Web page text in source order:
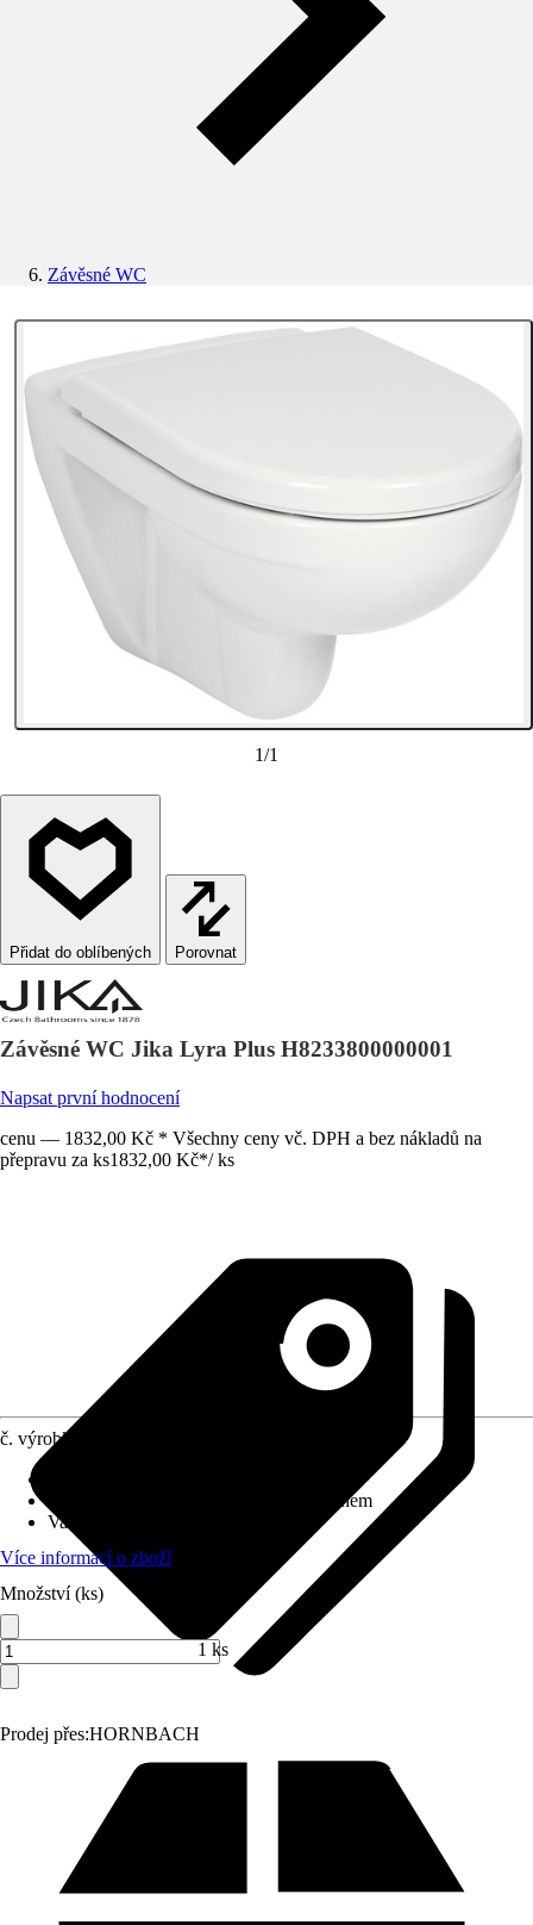
Závěsné WC
1/1
Porovnat
Závěsné WC Jika Lyra Plus H8233800000001
Napsat první hodnocení
cenu — 1832,00 Kč * Všechny ceny vč. DPH a bez nákladů na
přepravu za ks1832,00 Kč*/ ks
Prodej přes:HORNBACH
č. výrobku
se splachovacím kruhem
Varianta
Více informací o zboží
Množství (ks)
1 ks